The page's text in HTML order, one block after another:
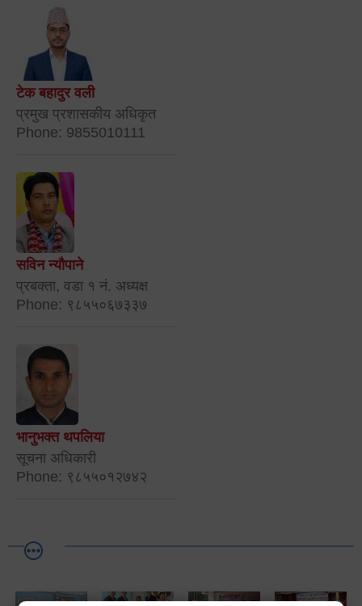
टेक बहादुर वली
प्रमुख प्रशासकीय अधिकृत
Phone: 9855010111
सविन न्यौपाने
प्रबक्ता, वडा १ नं. अध्यक्ष
Phone: ९८५५०६७३३७
भानुभक्त थपलिया
सूचना अधिकारी
Phone: ९८५५०१२७४२